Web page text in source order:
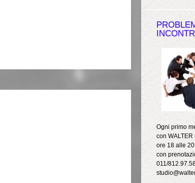
Ogni primo
con
ore 18 alle
con
011/